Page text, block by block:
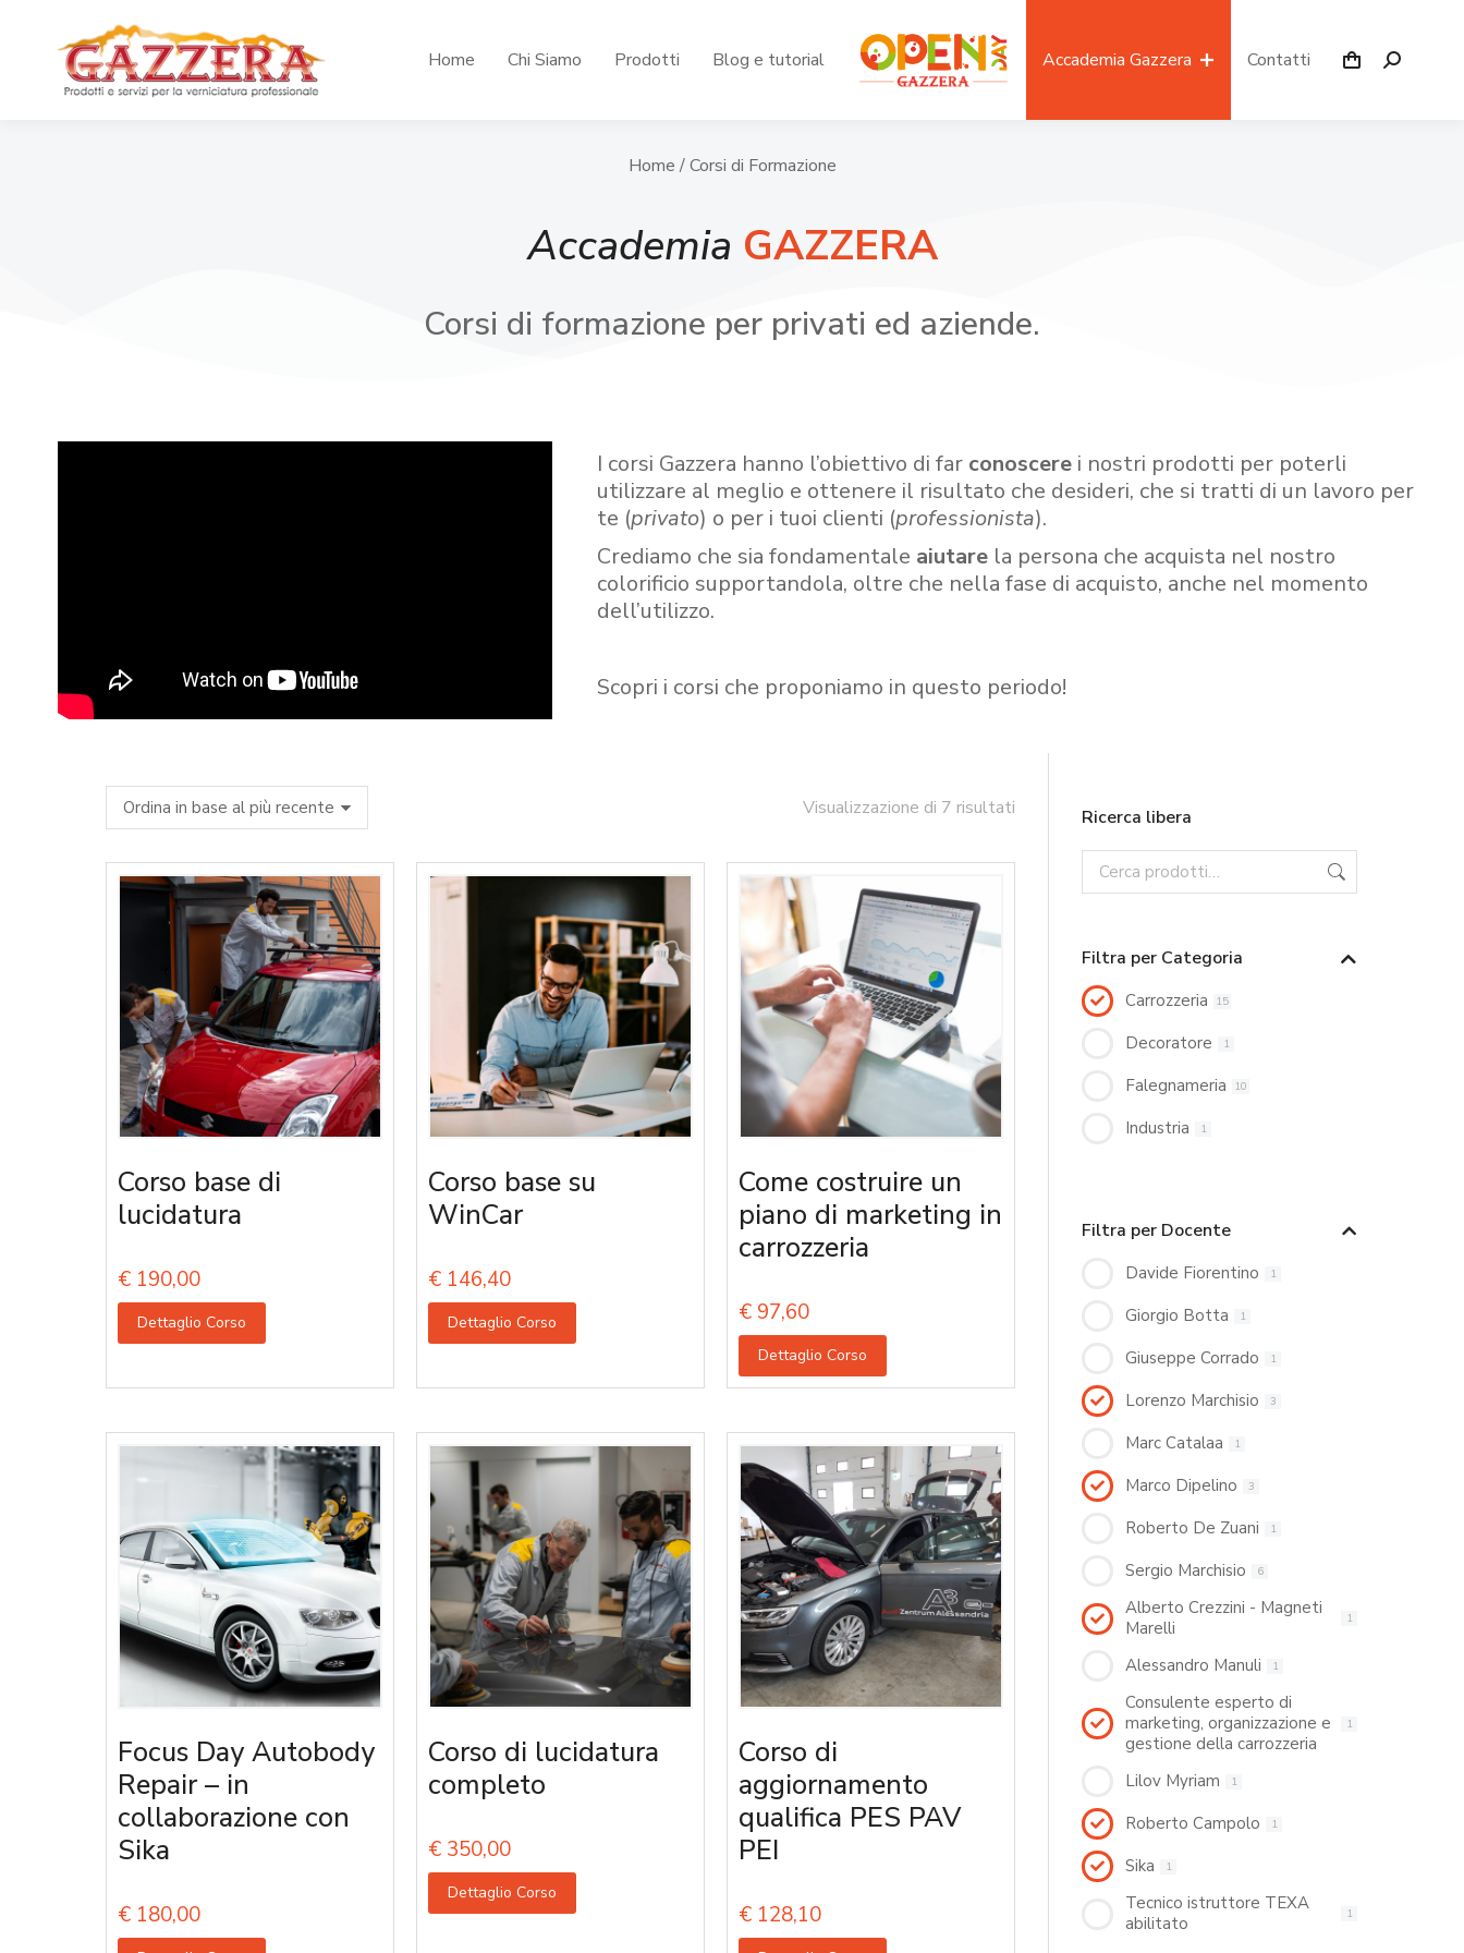
Home Chi Siamo Prodotti Blog e tutorial Accademia Gazzera Contatti
Home / Corsi di Formazione
Accademia GAZZERA
Corsi di formazione per privati ed aziende.
I corsi Gazzera hanno l’obiettivo di far conoscerei nostri prodotti per poterli
utilizzare al meglio e ottenere il risultato che desideri, che si tratti di un lavoro per
te (privato) o per i tuoi clienti (professionista).
Crediamo che sia fondamentale aiutare la persona che acquista nel nostro
colorificio supportandola, oltre che nella fase di acquisto, anche nel momento
dell’utilizzo.
Scopri i corsi che proponiamo in questo periodo!
Visualizzazione di 7 risultati
Corso base di
lucidatura
€ 190,00
Dettaglio Corso
Corso base su
WinCar
€ 146,40
Dettaglio Corso
Come costruire un
piano di marketing in
carrozzeria
€ 97,60
Dettaglio Corso
Focus Day Autobody
Repair – in
collaborazione con
Sika
€ 180,00
Corso di lucidatura
completo
€ 350,00
Dettaglio Corso
Corso di
aggiornamento
qualifica PES PAV
PEI
€ 128,10
Ricerca libera
Filtra per Categoria
Carrozzeria 15
Decoratore 1
Falegnameria 10
Industria 1
Filtra per Docente
Davide Fiorentino 1
Giorgio Botta 1
Giuseppe Corrado 1
Lorenzo Marchisio 3
Marc Catalaa 1
Marco Dipelino 3
Roberto De Zuani 1
Sergio Marchisio 6
Alberto Crezzini - Magneti
Marelli
1
Alessandro Manuli 1
Consulente esperto di
marketing, organizzazione e
gestione della carrozzeria
1
Lilov Myriam 1
Roberto Campolo 1
Sika 1
Tecnico istruttore TEXA
abilitato
1